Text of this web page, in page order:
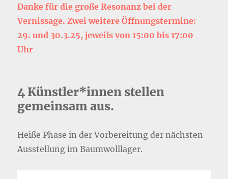
Danke für die große Resonanz bei der
Vernissage. Zwei weitere Öffnungstermine:
29. und 30.3.25, jeweils von 15:00 bis 17:00
Uhr
4 Künstler*innen stellen
gemeinsam aus.
Heiße Phase in der Vorbereitung der nächsten
Ausstellung im Baumwolllager.